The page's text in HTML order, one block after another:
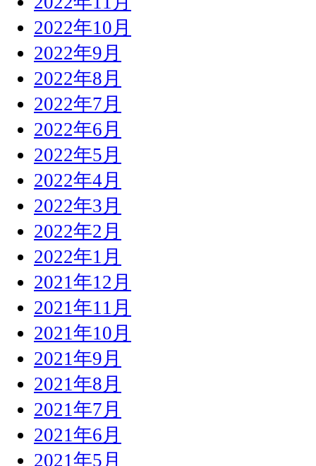
2022年10月
2022年9月
2022年8月
2022年7月
2022年6月
2022年5月
2022年4月
2022年3月
2022年2月
2022年1月
2021年12月
2021年11月
2021年10月
2021年9月
2021年8月
2021年7月
2021年6月
2021年5月